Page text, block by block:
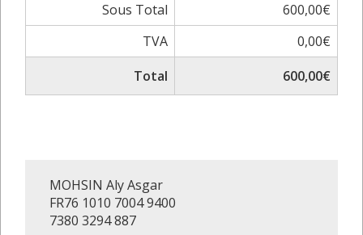
Sous Total
600,00€
TVA
0,00€
Total
600,00€
MOHSIN Aly Asgar
FR76 1010 7004 9400
7380 3294 887